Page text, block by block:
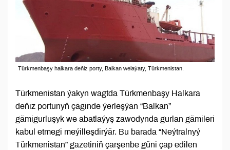
Türkmenbaşy halkara deňiz porty, Balkan welaýaty, Türkmenistan.
Türkmenistan ýakyn wagtda Türkmenbaşy Halkara
deňiz portunyň çäginde ýerleşýän “Balkan”
gämigurluşyk we abatlaýyş zawodynda gurlan gämileri
kabul etmegi meýilleşdirýär. Bu barada “Neýtralnyý
Türkmenistan” gazetiniň çarşenbe güni çap edilen